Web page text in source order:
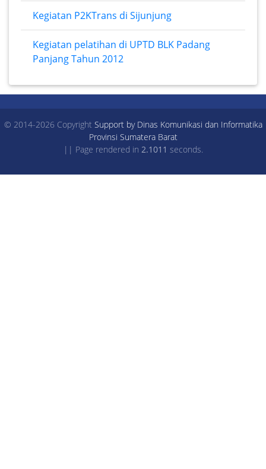
Kegiatan P2KTrans di Sijunjung
Kegiatan pelatihan di UPTD BLK Padang
Panjang Tahun 2012
© 2014-2026 Copyright Support by Dinas Komunikasi dan Informatika
Provinsi Sumatera Barat
|| Page rendered in 2.1011 seconds.